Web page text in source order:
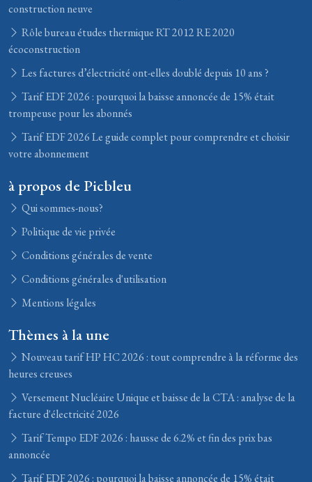
construction neuve
Rôle bureau études thermique RT 2012 RE 2020
écoconstruction
Les factures d’électricité ont-elles doublé depuis 10 ans ?
Tarif EDF 2026 : pourquoi la baisse annoncée de 15% était
trompeuse pour les abonnés
Tarif EDF 2026 Le guide complet pour comprendre et choisir
votre abonnement
à propos de Picbleu
Qui sommes-nous?
Politique de vie privée
Conditions générales de vente
Conditions générales d'utilisation
Mentions légales
Thèmes à la une
Nouveau tarif HP HC 2026 : tout comprendre à la réforme des
heures creuses
Versement Nucléaire Unique et baisse de la CTA : analyse de la
facture d'électricité 2026
Tarif Tempo EDF 2026 : hausse de 6.2% et fin des prix bas
annoncée
Tarif EDF 2026 : pourquoi la baisse annoncée de 15% était